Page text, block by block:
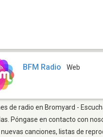
BFM Radio Web
de radio en Bromyard -
Póngase en contacto con
canciones, listas de